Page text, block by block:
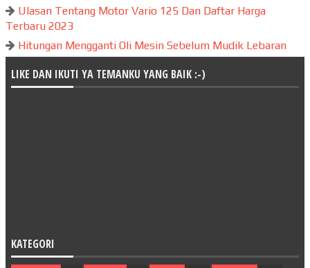
Ulasan Tentang Motor Vario 125 Dan Daftar Harga
Terbaru 2023
Hitungan Mengganti Oli Mesin Sebelum Mudik Lebaran
LIKE DAN IKUTI YA TEMANKU YANG BAIK :-)
KATEGORI